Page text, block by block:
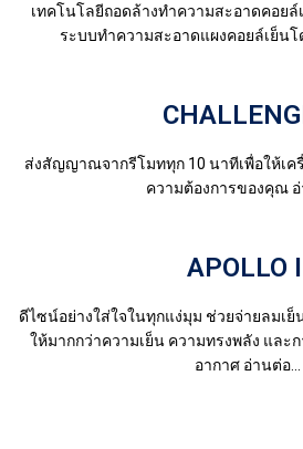
เทคโนโลยีถอดล้างทำความสะอาดคอยล์
ระบบทำความสะอาดแผงคอยล์เย็นโ
ส่งสัญญาณจากรีโมททุก 10 นาทีเพื่อให้เ
ความต้องการของคุณ อ่
APOLLO
ดีไซน์อย่างใส่ใจในทุกแง่มุม ช่วยจ่ายลมเย็
ให้มากกว่าความเย็น ความทรงพลัง และ
อากาศ อ่านต่อ...